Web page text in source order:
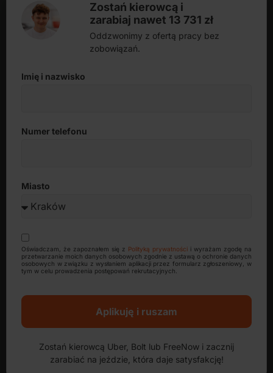
Zostań kierowcą i
zarabiaj nawet 13 731 zł
Oddzwonimy z ofertą pracy bez
zobowiązań.
Imię i nazwisko
Numer telefonu
Miasto
Oświadczam, że zapoznałem się z Polityką prywatności i wyrażam zgodę na
przetwarzanie moich danych osobowych zgodnie z ustawą o ochronie danych
osobowych w związku z wysłaniem aplikacji przez formularz zgłoszeniowy, w
tym w celu prowadzenia postępowań rekrutacyjnych.
Aplikuję i ruszam
Zostań kierowcą Uber, Bolt lub FreeNow i zacznij
zarabiać na jeździe, która daje satysfakcję!